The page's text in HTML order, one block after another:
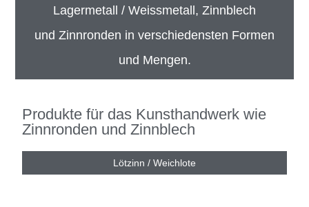
La­ger­me­tall / Weiss­me­tall, Zinn­blech
und Zinn­ron­den in ver­schie­dens­ten For­men
und Men­gen.
Produkte für das Kunsthandwerk wie
Zinnronden und Zinnblech
Lötzinn / Weichlote